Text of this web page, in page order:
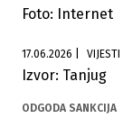
Foto: Internet
17.06.2026
Izvor: Tanjug
ODGODA SANKCIJA